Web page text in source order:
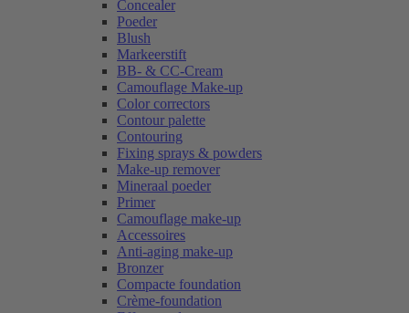
Concealer
Poeder
Blush
Markeerstift
BB- & CC-Cream
Camouflage Make-up
Color correctors
Contour palette
Contouring
Fixing sprays & powders
Make-up remover
Mineraal poeder
Primer
Camouflage make-up
Accessoires
Anti-aging make-up
Bronzer
Compacte foundation
Crème-foundation